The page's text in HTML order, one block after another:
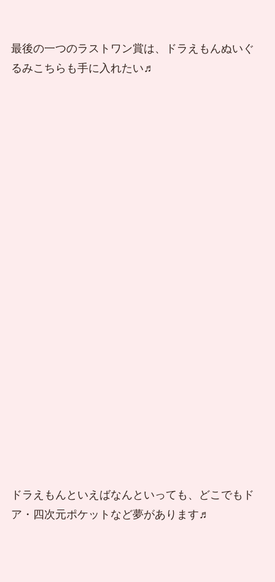
最後の一つのラストワン賞は、ドラえもんぬいぐ
るみこちらも手に入れたい♬
ドラえもんといえばなんといっても、どこでもド
ア・四次元ポケットなど夢があります♬